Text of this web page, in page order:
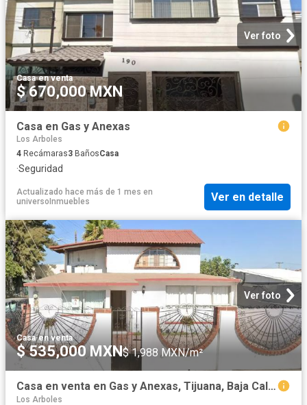
Ver foto
Casa·en venta
$ 670,000 MXN
Casa en Gas y Anexas
Los Arboles
4 Recámaras3 BañosCasa
·Seguridad
Actualizado hace más de 1 mes en
universoInmuebles
Ver en detalle
Ver foto
Casa·en venta
$ 535,000 MXN$ 1,988 MXN/m²
Casa en venta en Gas y Anexas, Tijuana, Baja California
Los Arboles